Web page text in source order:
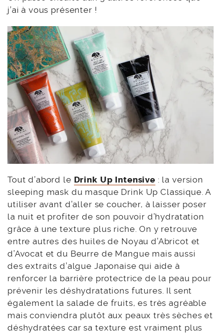
j’ai à vous présenter !
Tout d’abord le Drink Up Intensive : la version
sleeping mask du masque Drink Up Classique. A
utiliser avant d’aller se coucher, à laisser poser
la nuit et profiter de son pouvoir d’hydratation
grâce à une texture plus riche. On y retrouve
entre autres des huiles de Noyau d’Abricot et
d’Avocat et du Beurre de Mangue mais aussi
des extraits d’algue Japonaise qui aide à
renforcer la barrière protectrice de la peau pour
prévenir les déshydratations futures. Il sent
également la salade de fruits, es très agréable
mais conviendra plutôt aux peaux très sèches et
déshydratées car sa texture est vraiment plus